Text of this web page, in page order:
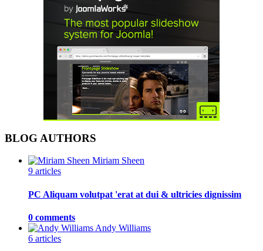
BLOG AUTHORS
Miriam Sheen
9 articles
PC Aliquam volutpat 'erat at dui & ultricies dignissim
0 comments
Andy Williams
6 articles